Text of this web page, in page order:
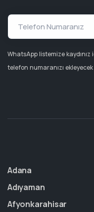
WhatsApp listemize
telefon numaranızı
Adana
Adıyaman
Afyonkarahisar